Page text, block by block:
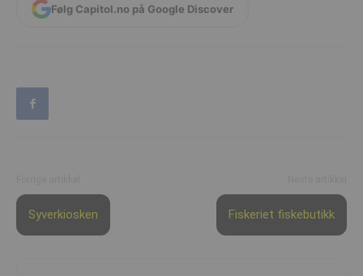
Følg Capitol.no på Google Discover
Syverkiosken Fiskeriet fiskebutikk